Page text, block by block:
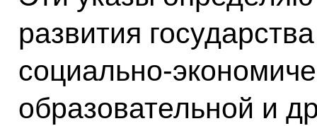
развития
социально-
образовательной и